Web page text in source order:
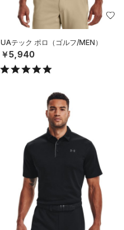
UAテック ポロ（ゴルフ/MEN）
￥5,940